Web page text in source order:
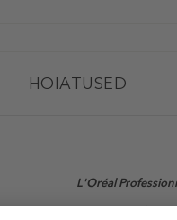
HOIATUSED
L'Oréal